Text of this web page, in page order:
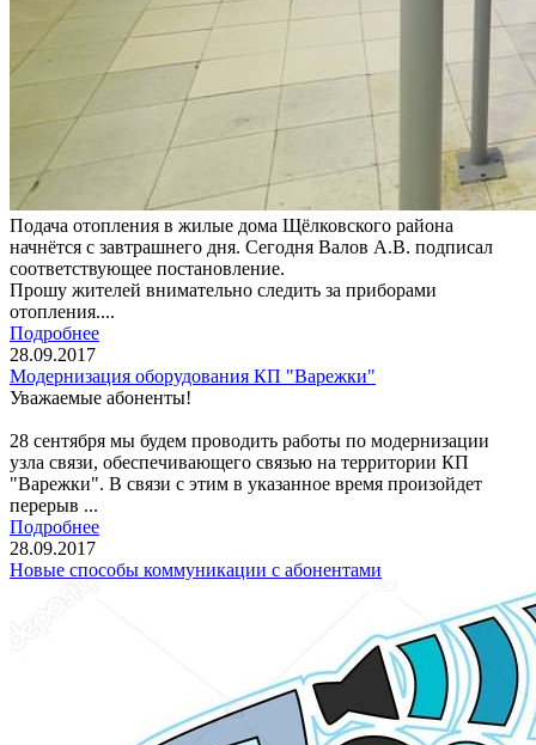
Подача отопления в жилые дома Щёлковского района
начнётся с завтрашнего дня. Сегодня Валов А.В. подписал
соответствующее постановление.
Прошу жителей внимательно следить за приборами
отопления....
Подробнее
28.09.2017
Модернизация оборудования КП "Варежки"
Уважаемые абоненты!
28 сентября мы будем проводить работы по модернизации
узла связи, обеспечивающего связью на территории КП
"Варежки". В связи с этим в указанное время произойдет
перерыв ...
Подробнее
28.09.2017
Новые способы коммуникации с абонентами